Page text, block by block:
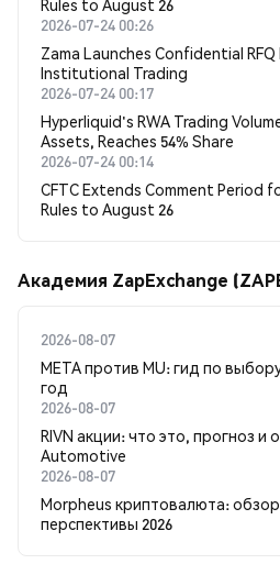
Rules to August 26
2026-07-24 00:26
Zama Launches Confidential
Institutional Trading
2026-07-24 00:17
Hyperliquid's RWA Trading
Assets, Reaches 54% Share
2026-07-24 00:14
CFTC Extends Comment Period
Rules to August 26
Академия ZapExchange
2026-08-07
META против MU: гид по
год
2026-08-07
RIVN акции: что это, прогноз и
Automotive
2026-08-07
Morpheus криптовалюта:
перспективы 2026